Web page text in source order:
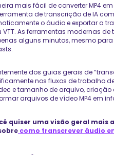
mais fácil de converter MP4
de transcrição de IA
o áudio e exportar a
VTT. As ferramentas modernas
alguns minutos, mesmo
dos guias gerais de
nos fluxos de trabalho
e tamanho de arquivo,
arquivos de vídeo MP4 em
quiser uma visão geral mais
como transcrever áudio